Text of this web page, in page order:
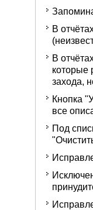
В
В
которые
захода,
Кнопка
все
Под